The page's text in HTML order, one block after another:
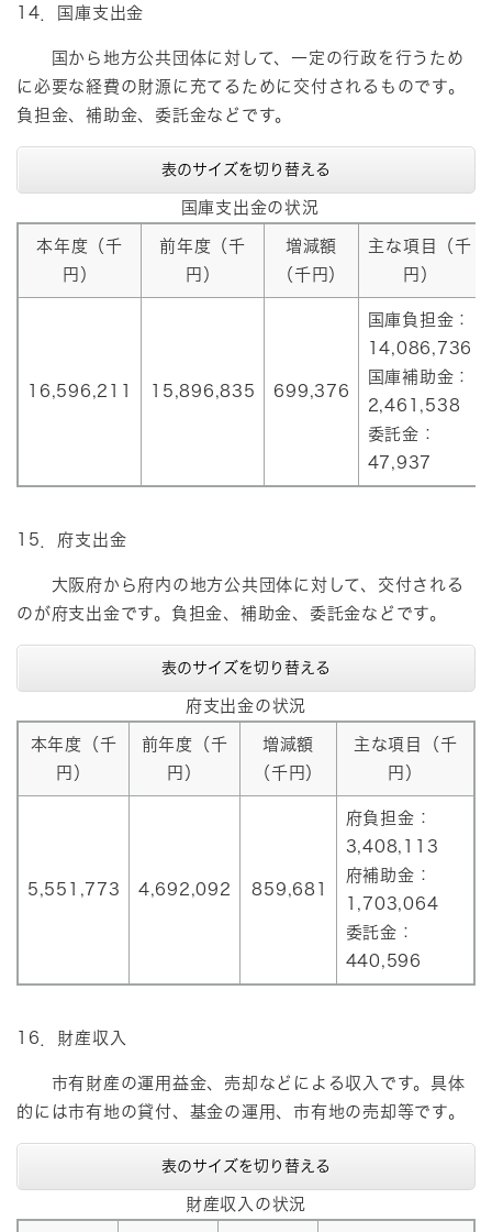
14．国庫支出金
国から地方公共団体に対して、一定の行政を行うため
に必要な経費の財源に充てるために交付されるものです。
負担金、補助金、委託金などです。
表のサイズを切り替える
国庫支出金の状況
本年度（千
円）
前年度（千
円）
増減額
（千円）
主な項目（千
円）
16,596,211 15,896,835 699,376
国庫負担金：
14,086,736
国庫補助金：
2,461,538
委託金：
47,937
15．府支出金
大阪府から府内の地方公共団体に対して、交付される
のが府支出金です。負担金、補助金、委託金などです。
表のサイズを切り替える
府支出金の状況
本年度（千
円）
前年度（千
円）
増減額
（千円）
主な項目（千
円）
5,551,773 4,692,092 859,681
府負担金：
3,408,113
府補助金：
1,703,064
委託金：
440,596
16．財産収入
市有財産の運用益金、売却などによる収入です。具体
的には市有地の貸付、基金の運用、市有地の売却等です。
表のサイズを切り替える
財産収入の状況